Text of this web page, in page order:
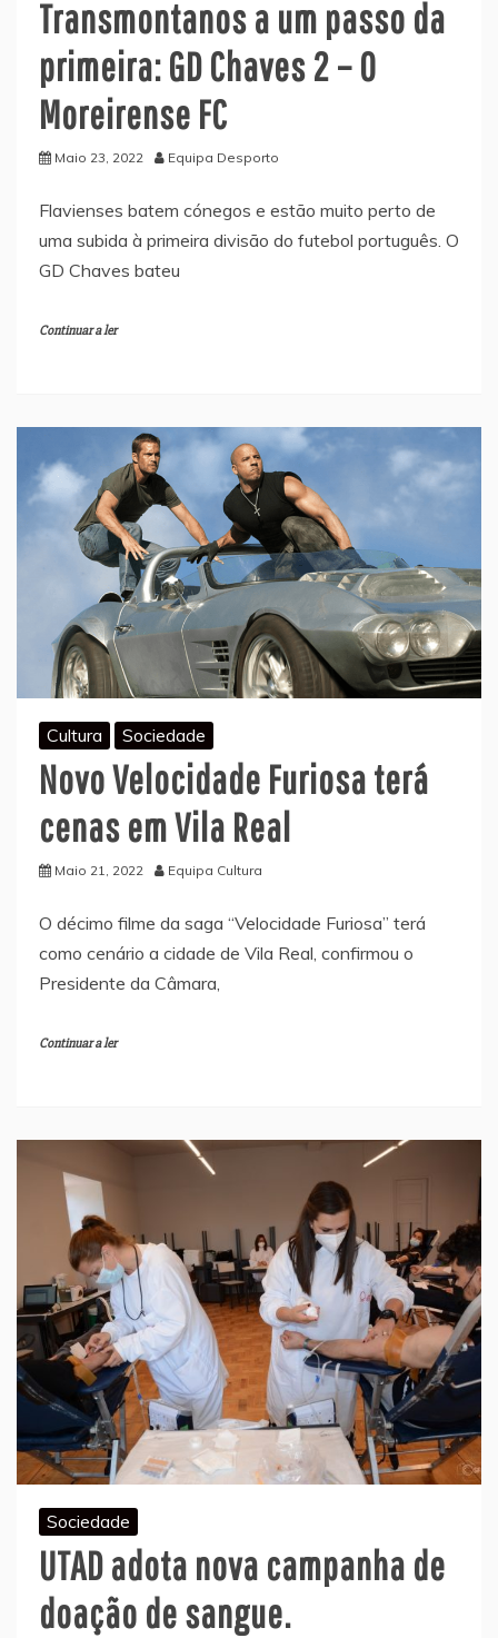
Transmontanos a um passo da
primeira: GD Chaves 2 – 0
Moreirense FC
Maio 23, 2022 Equipa Desporto
Flavienses batem cónegos e estão muito perto de
uma subida à primeira divisão do futebol português. O
GD Chaves bateu
Continuar a ler
Cultura Sociedade
Novo Velocidade Furiosa terá
cenas em Vila Real
Maio 21, 2022 Equipa Cultura
O décimo filme da saga “Velocidade Furiosa” terá
como cenário a cidade de Vila Real, confirmou o
Presidente da Câmara,
Continuar a ler
Sociedade
UTAD adota nova campanha de
doação de sangue.